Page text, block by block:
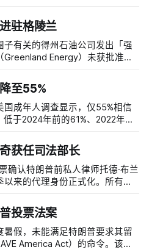
驻格陵兰
有关的得州石油公司发出「强
Energy）未获批准，
，拟投资6000万美元钻两口
至55%
成年人调查显示，仅55%相信
于2024年前的61%、2022年的
向民主党者为58%；
获任司法部长
确认特朗普前私人律师托德·布兰
来的代理身份正式化。所有出
·麦康奈尔未投票。比尔·卡西迪
投票法案
假，未能满足特朗普要求其留
America Act）的命令。该法